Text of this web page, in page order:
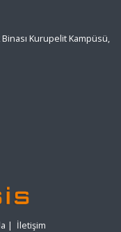
Kurupelit Kampüsü,
| İletişim